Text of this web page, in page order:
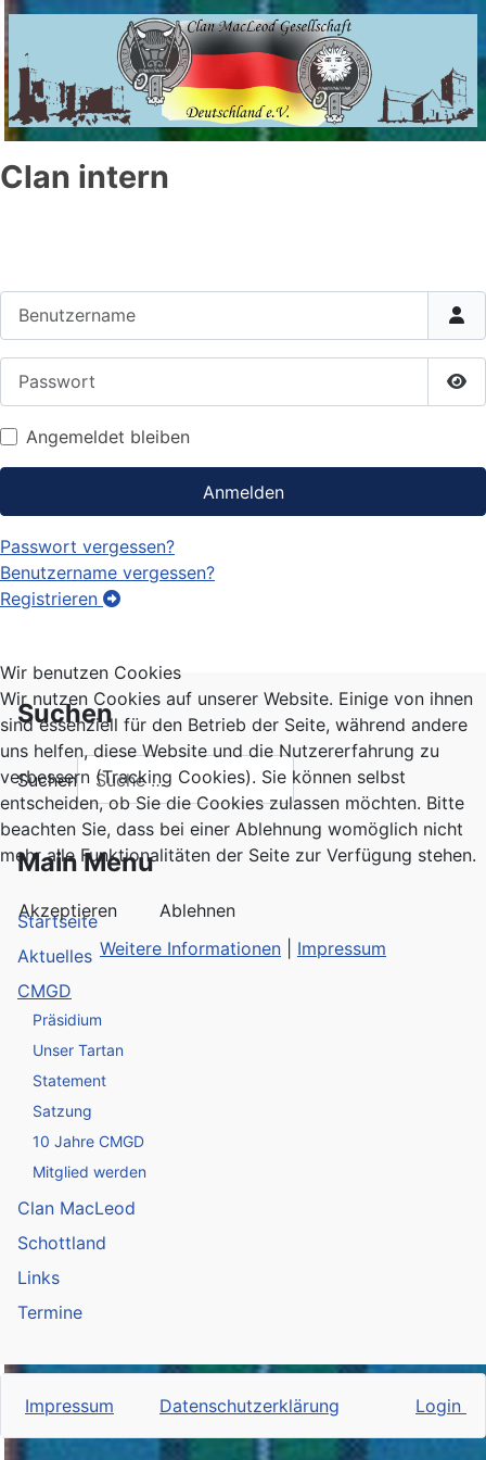
Suchen
Suchen
Main Menu
Startseite
Aktuelles
CMGD
Präsidium
Unser Tartan
Statement
Satzung
10 Jahre CMGD
Mitglied werden
Clan MacLeod
Schottland
Links
Termine
Clan intern
Angemeldet bleiben
Anmelden
Passwort vergessen?
Benutzername vergessen?
Registrieren
Impressum Datenschutzerklärung Login
Wir benutzen Cookies
Wir nutzen Cookies auf unserer Website. Einige von ihnen
sind essenziell für den Betrieb der Seite, während andere
uns helfen, diese Website und die Nutzererfahrung zu
verbessern (Tracking Cookies). Sie können selbst
entscheiden, ob Sie die Cookies zulassen möchten. Bitte
beachten Sie, dass bei einer Ablehnung womöglich nicht
mehr alle Funktionalitäten der Seite zur Verfügung stehen.
Akzeptieren
Ablehnen
Weitere Informationen
Impressum